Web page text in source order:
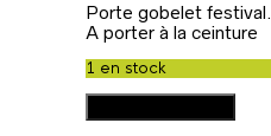
initial
était :
€15.00.
actuel
est :
Porte gobelet
A porter à la ceinture
1 en stock
quantité
de